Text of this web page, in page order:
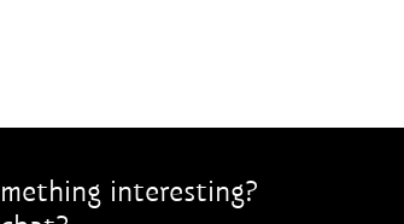
interesting?